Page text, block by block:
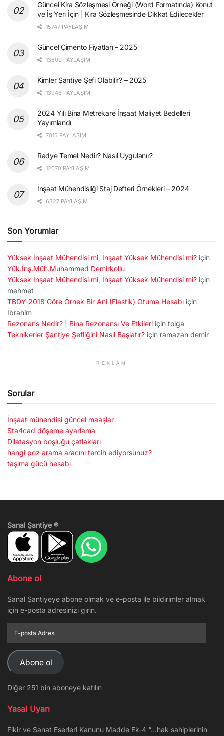
Güncel Kira Sözleşmesi Örneği (Word Formatında) Konut
ve İş Yeri İçin | Kira Sözleşmesinde Dikkat Edilecekler
15747 PAYLAŞIM
Güncel Çimento Fiyatları – 2025
13600 PAYLAŞIM
Kimler Şantiye Şefi Olabilir? – 2025
13946 PAYLAŞIM
2024 Yılı Bina Metrekare İnşaat Maliyet Bedelleri
Yayımlandı
7015 PAYLAŞIM
Radye Temel Nedir? Nasıl Uygulanır?
12070 PAYLAŞIM
İnşaat Mühendisliği Staj Defteri Örnekleri – 2024
6327 PAYLAŞIM
Son Yorumlar
Yüksek İnşaat Mühendisi mi, İnşaat Yüksek Mühendisi mi? için
Yük.İnş.Müh.Muhammed Demirkollu
Yüksek İnşaat Mühendisi mi, İnşaat Yüksek Mühendisi mi? için
mehmet
TBDY 2018 Göre Örnek Bir Ani (Elastik) Otuma Hesabı için
İbrahim
Rezonans Nedir? | Bina Rezonansı Ve Etkileri için tolga
Teknikerler Şantiye Şefliğini Nasıl Başlatır? için ramazan demir
REKLAM
Sorular
İnşaat mühendisi güncel maaşlar
Sta4cad döşeme ayarlama
Dilatasyon boşluğu çatlakları
hangi poz arama aracını tercih ediyorsunuz?
taşıma gücü hesabı
Sanal Şantiye ®
Abone ol
Sanal Şantiyeye abone olmak ve e-posta ile bildirimler almak
için e-posta adresinizi girin.
posta
Adresi
Abone ol
Diğer 251 bin aboneye katılın
Yasal Uyarı
Fikir ve Sanat Eserleri Kanunu Madde Ek-4 “…hak sahiplerinin